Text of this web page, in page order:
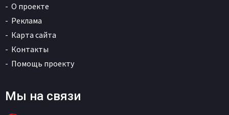
О проекте
Реклама
Карта сайта
Контакты
Помощь проекту
Мы на связи